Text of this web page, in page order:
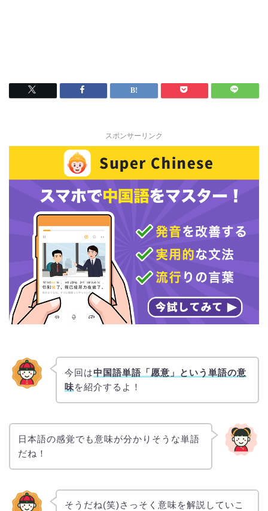
スポンサーリンク
今回は中国語単語「愿意」という単語の意
味を紹介するよ！
日本語の感覚でも意味が分かりそうな単語
だね！
そうだね(笑)さっそく意味を解説していこ